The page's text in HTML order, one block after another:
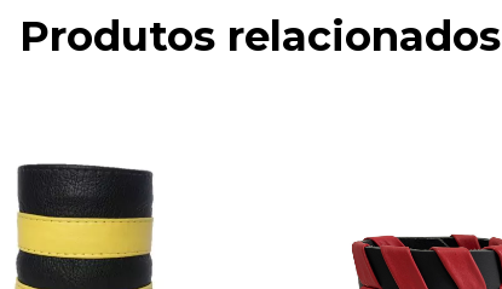
Produtos relacionados